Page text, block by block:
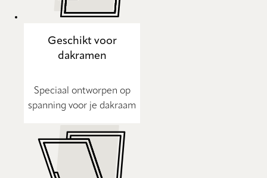
Geschikt voor
dakramen
Speciaal ontworpen op
spanning voor je dakraam